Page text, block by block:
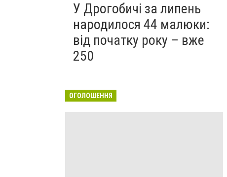
У Дрогобичі за липень
народилося 44 малюки:
від початку року – вже
250
ОГОЛОШЕННЯ